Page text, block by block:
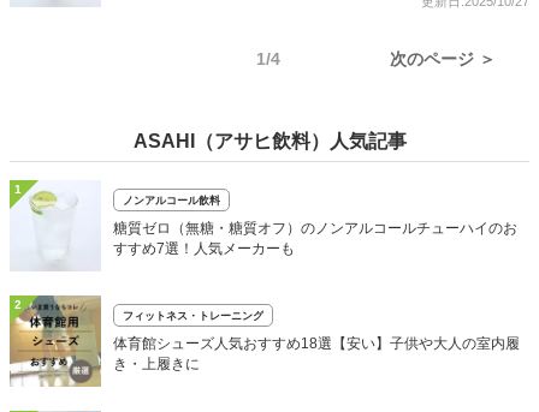
1/4 次のページ ＞
ASAHI（アサヒ飲料）人気記事
1
ノンアルコール飲料
糖質ゼロ（無糖・糖質オフ）のノンアルコールチューハイのお
すすめ7選！人気メーカーも
2
フィットネス・トレーニング
体育館シューズ人気おすすめ18選【安い】子供や大人の室内履
き・上履きに